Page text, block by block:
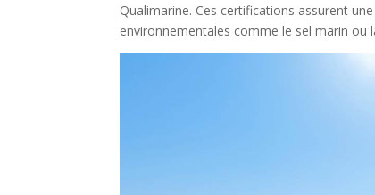
Qualimarine. Ces certifications assurent
environnementales comme le sel marin ou